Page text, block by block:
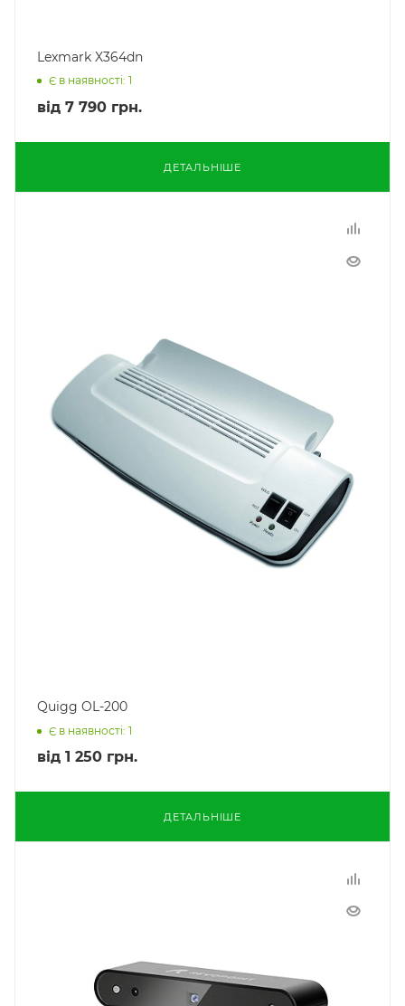
Lexmark X364dn
Є в наявності: 1
від 7 790 грн.
ДЕТАЛЬНІШЕ
Quigg OL-200
Є в наявності: 1
від 1 250 грн.
ДЕТАЛЬНІШЕ